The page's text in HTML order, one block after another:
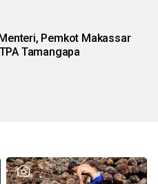
Pemkot Makassar
Tamangapa